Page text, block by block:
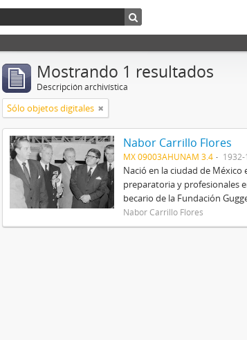
Mostrando 1 resultados
Descripción archivística
Sólo objetos digitales
Nabor Carrillo Flores
MX 09003AHUNAM 3.4 1932-
Nació en la ciudad de
preparatoria y profesionales
becario de la Fundación
Nabor Carrillo Flores